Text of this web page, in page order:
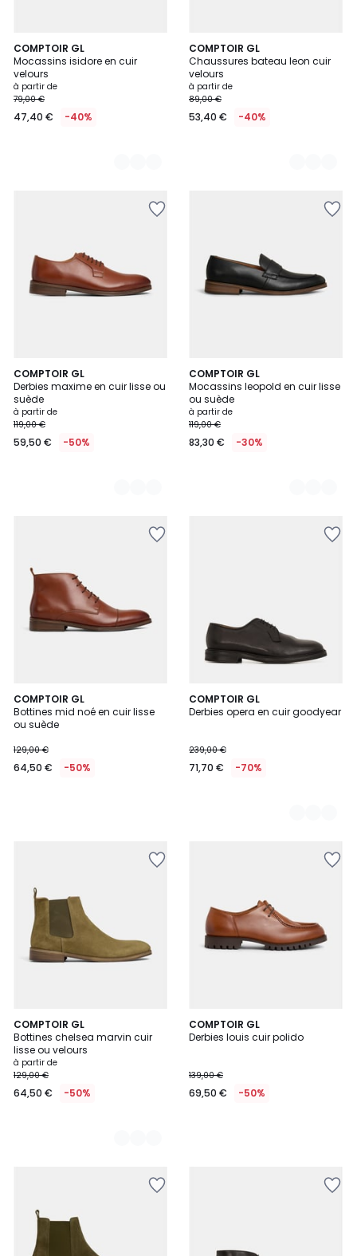
COMPTOIR GL
Mocassins isidore en cuir
velours
à partir de
79,00 €
47,40 € -40%
2
Couleurs
COMPTOIR GL
Chaussures bateau leon cuir
velours
à partir de
89,00 €
53,40 € -40%
2
Couleurs
COMPTOIR GL
Derbies maxime en cuir lisse ou
suède
à partir de
119,00 €
59,50 € -50%
3
Couleurs
COMPTOIR GL
Mocassins leopold en cuir lisse
ou suède
à partir de
119,00 €
83,30 € -30%
3
Couleurs
COMPTOIR GL
Bottines mid noé en cuir lisse
ou suède
129,00 €
64,50 € -50%
COMPTOIR GL
Derbies opera en cuir goodyear
239,00 €
71,70 € -70%
2
Couleurs
COMPTOIR GL
Bottines chelsea marvin cuir
lisse ou velours
à partir de
129,00 €
64,50 € -50%
2
Couleurs
COMPTOIR GL
Derbies louis cuir polido
139,00 €
69,50 € -50%